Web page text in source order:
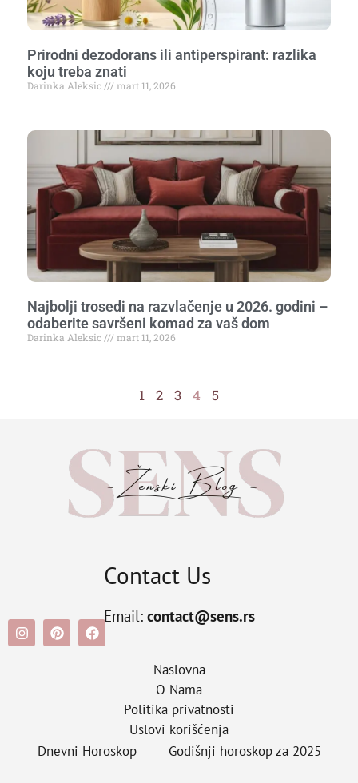
Prirodni dezodorans ili antiperspirant: razlika
koju treba znati
Darinka Aleksic mart 11, 2026
Najbolji trosedi na razvlačenje u 2026. godini –
odaberite savršeni komad za vaš dom
Darinka Aleksic mart 11, 2026
1 2 3 4 5
Contact Us
Email: contact@sens.rs
Naslovna
O Nama
Politika privatnosti
Uslovi korišćenja
Dnevni Horoskop
Godišnji horoskop za 2025